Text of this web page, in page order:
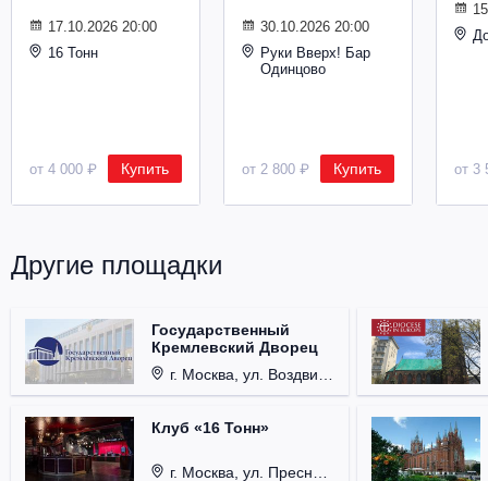
17.10.2026 20:00
16 Тонн
от 4 000 ₽ Купить
30.10.2026 20:00
Руки Вверх! Бар
Одинцово
от 2 800 ₽ Купить от 3
Другие площадки
Государственный
Кремлевский Дворец
г. Москва, ул. Воздвиженка, д. 1, Кремль.
Клуб «16 Тонн»
г. Москва, ул. Пресненский Вал, д. 6, стр. 1.